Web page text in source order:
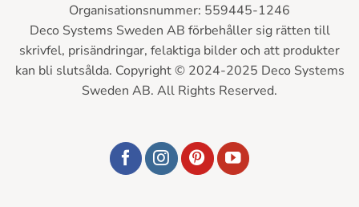
Organisationsnummer: 559445-1246
Deco Systems Sweden AB förbehåller sig rätten till
skrivfel, prisändringar, felaktiga bilder och att produkter
kan bli slutsålda. Copyright © 2024-2025 Deco Systems
Sweden AB. All Rights Reserved.